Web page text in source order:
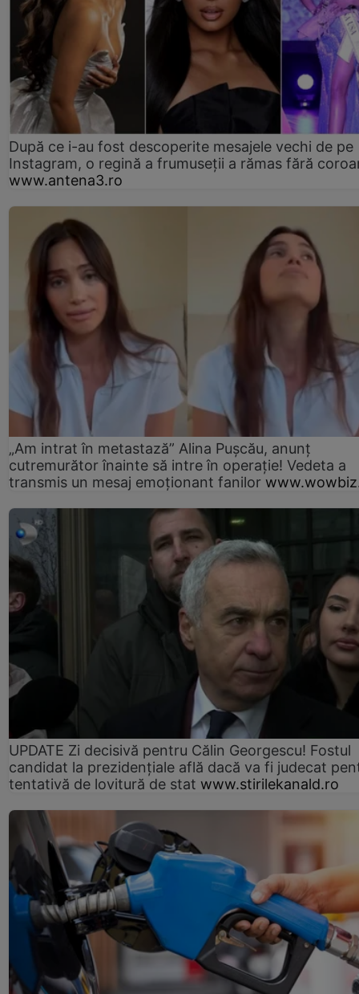
După ce i-au fost descoperite mesajele vechi de pe
Instagram, o regină a frumuseții a rămas fără
www.antena3.ro
„Am intrat în metastază” Alina Pușcău, anunț
cutremurător înainte să intre în operație! Vedeta a
transmis un mesaj emoționant fanilor
UPDATE Zi decisivă pentru Călin Georgescu! Fostul
candidat la prezidențiale află dacă va fi judecat
tentativă de lovitură de stat www.stirilekanald.ro